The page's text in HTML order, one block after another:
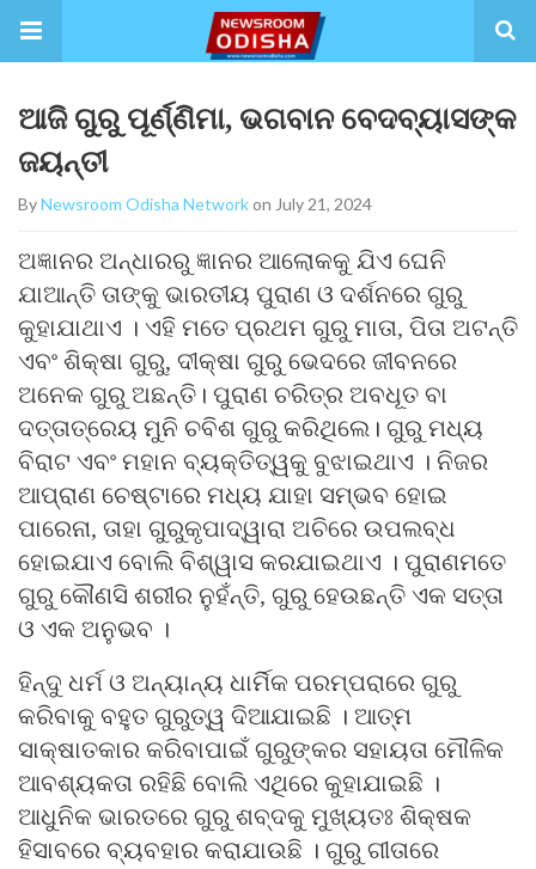
ଆଜି ଗୁରୁ ପୂର୍ଣ୍ଣିମା, ଭଗବାନ ବେଦବ୍ୟାସଙ୍କ
ଜୟନ୍ତୀ
ByNewsroom Odisha Networkon July 21, 2024
ଅଜ୍ଞାନର ଅନ୍ଧାରରୁ ଜ୍ଞାନର ଆଲୋକକୁ ଯିଏ ଘେନି
ଯାଆନ୍ତି ତାଙ୍କୁ ଭାରତୀୟ ପୁରାଣ ଓ ଦର୍ଶନରେ ଗୁରୁ
କୁହାଯାଥାଏ । ଏହି ମତେ ପ୍ରଥମ ଗୁରୁ ମାତା, ପିତା ଅଟନ୍ତି
ଏବଂ ଶିକ୍ଷା ଗୁରୁ, ଦୀକ୍ଷା ଗୁରୁ ଭେଦରେ ଜୀବନରେ
ଅନେକ ଗୁରୁ ଅଛନ୍ତି। ପୁରାଣ ଚରିତ୍ର ଅବଧୂତ ବା
ଦତ୍ତାତ୍ରେୟ ମୁନି ଚବିଶ ଗୁରୁ କରିଥିଲେ। ଗୁରୁ ମଧ୍ୟ
ବିରାଟ ଏବଂ ମହାନ ବ୍ୟକ୍ତିତ୍ୱକୁ ବୁଝାଇଥାଏ । ନିଜର
ଆପ୍ରାଣ ଚେଷ୍ଟାରେ ମଧ୍ୟ ଯାହା ସମ୍ଭବ ହୋଇ
ପାରେନା, ତାହା ଗୁରୁକୃପାଦ୍ୱାରା ଅଚିରେ ଉପଲବ୍ଧ
ହୋଇଯାଏ ବୋଲି ବିଶ୍ୱାସ କରଯାଇଥାଏ । ପୁରାଣମତେ
ଗୁରୁ କୌଣସି ଶରୀର ନୁହଁନ୍ତି, ଗୁରୁ ହେଉଛନ୍ତି ଏକ ସତ୍ତା
ଓ ଏକ ଅନୁଭବ ।
ହିନ୍ଦୁ ଧର୍ମ ଓ ଅନ୍ୟାନ୍ୟ ଧାର୍ମିକ ପରମ୍ପରାରେ ଗୁରୁ
କରିବାକୁ ବହୁତ ଗୁରୁତ୍ୱ ଦିଆଯାଇଛି । ଆତ୍ମ
ସାକ୍ଷାତକାର କରିବାପାଇଁ ଗୁରୁଙ୍କର ସହାୟତା ମୌଳିକ
ଆବଶ୍ୟକତା ରହିଛି ବୋଲି ଏଥିରେ କୁହାଯାଇଛି ।
ଆଧୁନିକ ଭାରତରେ ଗୁରୁ ଶବ୍ଦକୁ ମୁଖ୍ୟତଃ ଶିକ୍ଷକ
ହିସାବରେ ବ୍ୟବହାର କରାଯାଉଛି । ଗୁରୁ ଗୀତାରେ